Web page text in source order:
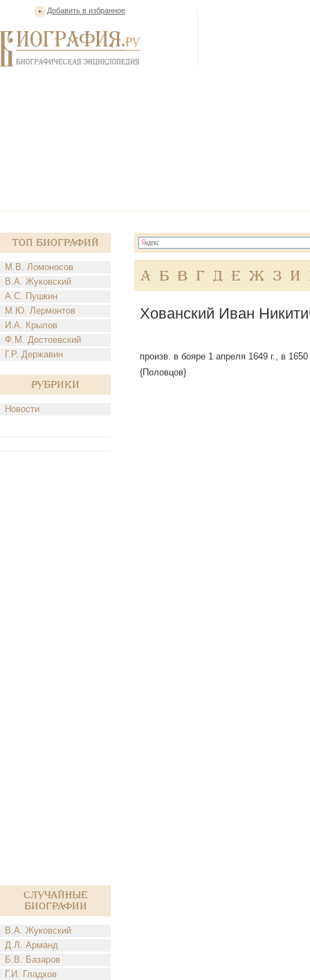
Добавить в избранное
Топ Биографий
М.В. Ломоносов
В.А. Жуковский
А.С. Пушкин
М.Ю. Лермонтов
И.А. Крылов
Ф.М. Достоевский
Г.Р. Державин
Рубрики
Новости
Случайные
биографии
В.А. Жуковский
Д.Л. Арманд
Б.В. Базаров
Г.И. Гладков
А Б В Г Д Е Ж З И
Хованский Иван
произв. в бояре 1 апреля 1649 г., в
{Половцов}